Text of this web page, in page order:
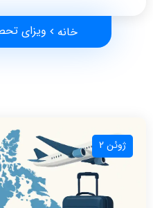
خانه ویزای
ژوئن 2